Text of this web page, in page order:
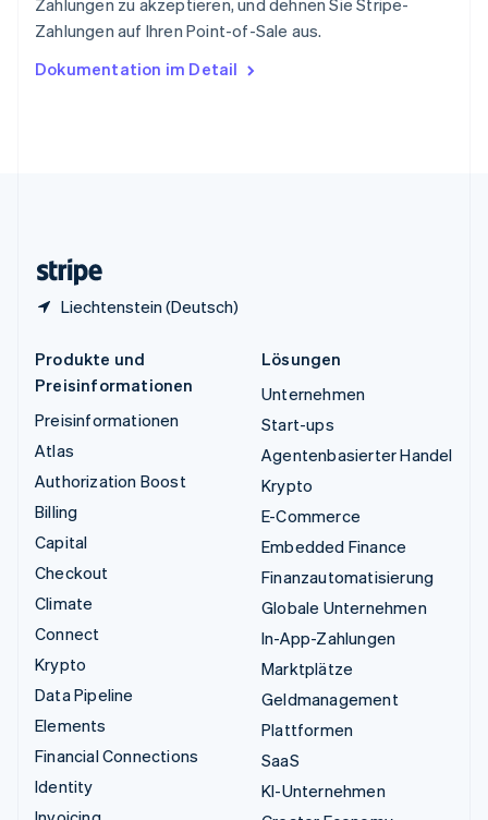
Zahlungen zu akzeptieren, und dehnen Sie Stripe-
Zahlungen auf Ihren Point-of-Sale aus.
Dokumentation im Detail
Liechtenstein (Deutsch)
Tschechische Republik
English
English
Produkte und
Preisinformationen
Preisinformationen
Atlas
Authorization Boost
Billing
Capital
Checkout
Climate
Connect
Krypto
Data Pipeline
Elements
Financial Connections
Identity
Lösungen
Unternehmen
Start-ups
Agentenbasierter Handel
Krypto
E-Commerce
Embedded Finance
Finanzautomatisierung
Globale Unternehmen
In-App-Zahlungen
Marktplätze
Geldmanagement
Plattformen
SaaS
KI-Unternehmen